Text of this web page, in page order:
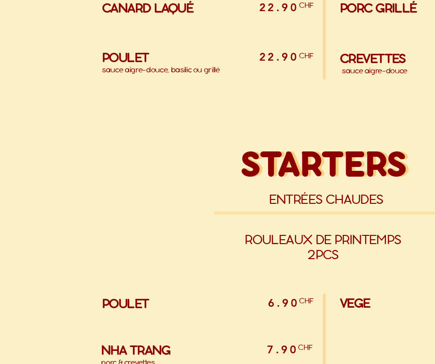
CANARD LAQUÉ
POULET
22.90
22.90
sauce aigre-douce, basilic ou grillé
CHF
CHF
PORC GRILLÉ
CREVETTES
sauce aigre-douce
STARTERS
STARTERS
ENTRÉES CHAUDES
ROULEAUX DE PRINTEMPS
2PCS
POULET
NHA TRANG
CHF
6.90
7.90 CHF
VEGE